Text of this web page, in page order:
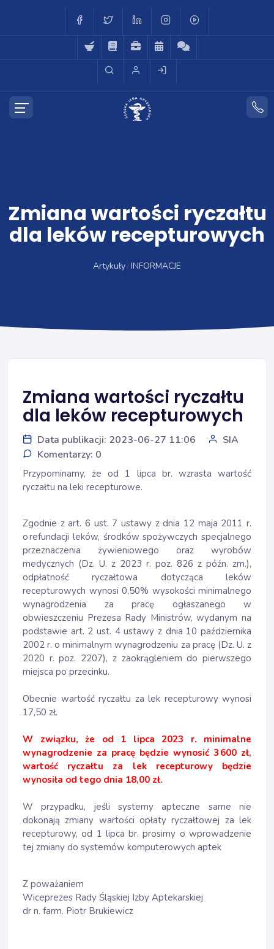
Zmiana wartości ryczałtu
dla leków recepturowych
Artykuły INFORMACJE
Zmiana wartości ryczałtu
dla leków recepturowych
Data publikacji: 2023-06-27 11:06
SIA
Komentarzy: 0
Przypominamy, że od 1 lipca br. wzrasta wartość
ryczałtu na leki recepturowe.
Zgodnie z art. 6 ust. 7 ustawy z dnia 12 maja 2011 r.
o refundacji leków, środków spożywczych specjalnego
przeznaczenia żywieniowego oraz wyrobów
medycznych (Dz. U. z 2023 r. poz. 826 z późn. zm.),
odpłatność ryczałtowa dotycząca leków
recepturowych wynosi 0,50% wysokości minimalnego
wynagrodzenia za pracę ogłaszanego w
obwieszczeniu Prezesa Rady Ministrów, wydanym na
podstawie art. 2 ust. 4 ustawy z dnia 10 października
2002 r. o minimalnym wynagrodzeniu za pracę (Dz. U. z
2020 r. poz. 2207), z zaokrągleniem do pierwszego
miejsca po przecinku.
Obecnie wartość ryczałtu za lek recepturowy wynosi
17,50 zł.
W związku, że od 1 lipca 2023 r. minimalne
wynagrodzenie za pracę będzie wynosić 3 600 zł,
wartość ryczałtu za lek recepturowy będzie
wynosiła od tego dnia 18,00 zł.
W przypadku, jeśli systemy apteczne same nie
dokonają zmiany wartości opłaty ryczałtowej za lek
recepturowy, od 1 lipca br. prosimy o wprowadzenie
tej zmiany do systemów komputerowych aptek
Z poważaniem
Wiceprezes Rady Śląskiej Izby Aptekarskiej
dr n. farm. Piotr Brukiewicz